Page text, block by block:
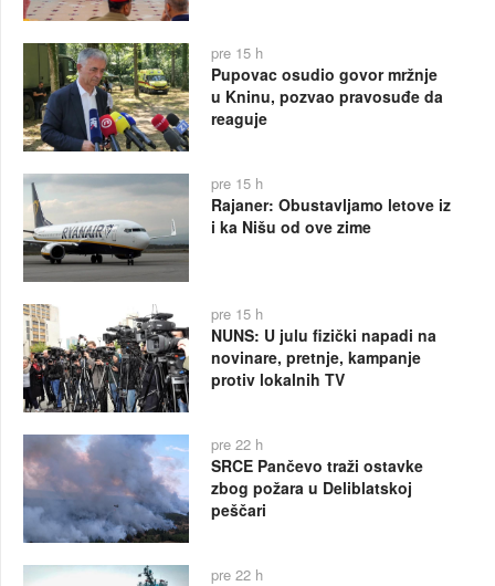
pre 15 h
Pupovac osudio govor mržnje
u Kninu, pozvao pravosuđe da
reaguje
pre 15 h
Rajaner: Obustavljamo letove iz
i ka Nišu od ove zime
pre 15 h
NUNS: U julu fizički napadi na
novinare, pretnje, kampanje
protiv lokalnih TV
pre 22 h
SRCE Pančevo traži ostavke
zbog požara u Deliblatskoj
peščari
pre 22 h